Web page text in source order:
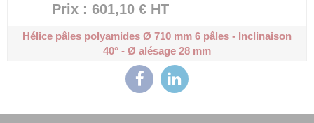
Prix : 601,10 € HT
Hélice pâles polyamides Ø 710 mm 6 pâles - Inclinaison
40° - Ø alésage 28 mm